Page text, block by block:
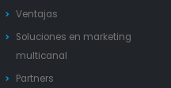
Ventajas
Soluciones en marketing
multicanal
Partners